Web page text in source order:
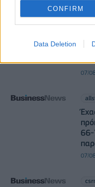
CONFIRM
Data Deletion
DIRECTION
07/
66-
07/